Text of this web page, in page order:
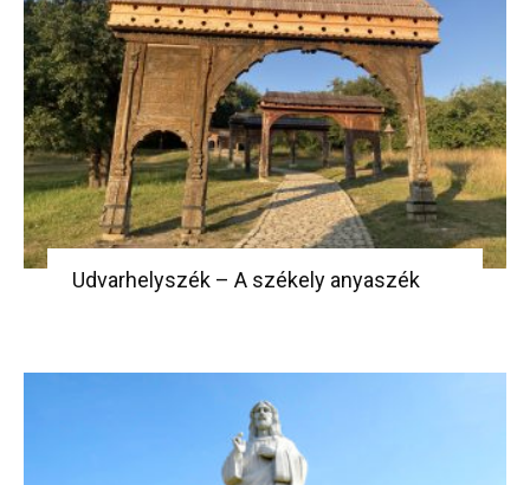
Udvarhelyszék – A székely anyaszék